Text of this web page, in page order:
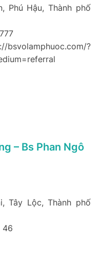
Phú Hậu, Thành phố
?
– Bs Phan Ngô
Tây Lộc, Thành phố
46